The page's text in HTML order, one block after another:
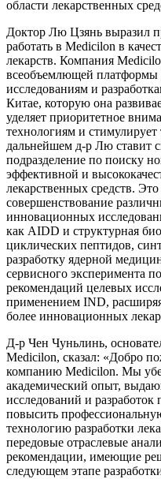
области лекарственных
Доктор Лю Цзянь выразил
работать в Medicilon в
лекарств. Компания
всеобъемлющей платформы
исследованиям и
Китае, которую она
уделяет приоритетное
технологиям и
дальнейшем д-р Лю ставит
подразделение по поиску
эффективной и
лекарственных средств.
совершенствование
инновационных
как AIDD и структурная
циклических пептидов,
разработку ядерной
сервисного эксперимента
рекомендаций целевых
применением IND,
более инновационных
Д-р Чен Чуньлинь,
Medicilon, сказал: «Добро
компанию Medicilon. Мы
академический опыт,
исследований и
повысить
технологию разработки
передовые отраслевые
рекомендации, имеющие
следующем этапе